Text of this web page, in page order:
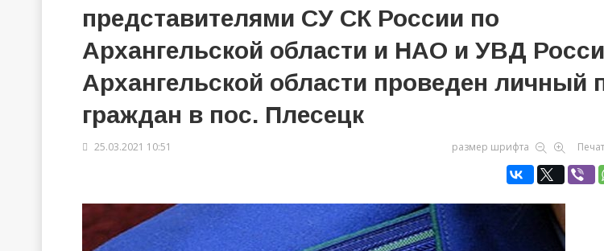
представителями СУ СК России по
Архангельской области и НАО и УВД
Архангельской области проведен личный
граждан в пос. Плесецк
25.03.2021 10:51 размер шрифта